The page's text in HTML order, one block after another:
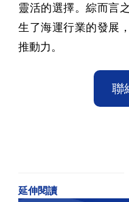
靈活的選擇。綜而言
生了海運行業的發展
推動力。
聯
延伸閱讀